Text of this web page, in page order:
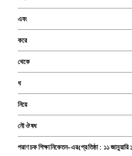
এবং
করে
থেকে
ধ
নিয়ে
নৌ ঔষধ
পরাণচক শিক্ষানিকেতন-এর(প্রতিষ্ঠা : ১১